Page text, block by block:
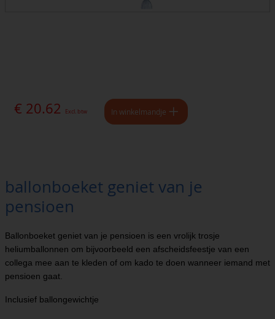
€ 20.62 Excl. btw In winkelmandje
ballonboeket geniet van je
pensioen
Ballonboeket geniet van je pensioen is een vrolijk trosje
heliumballonnen om bijvoorbeeld een afscheidsfeestje van een
collega mee aan te kleden of om kado te doen wanneer iemand met
pensioen gaat.
Inclusief ballongewichtje